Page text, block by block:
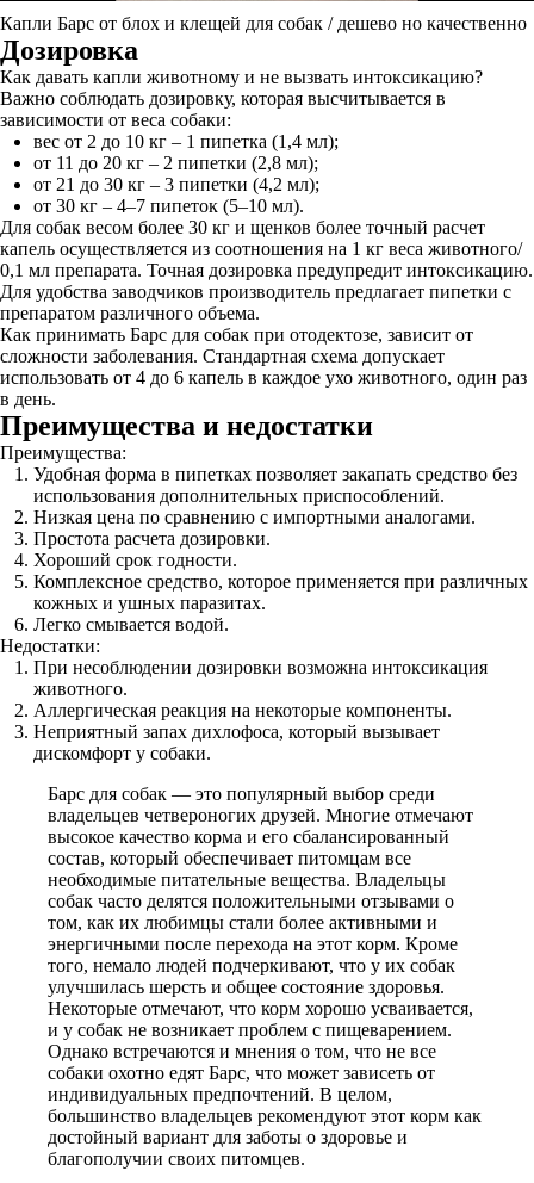
Капли Барс от блох и клещей для собак / дешево но качественно
Дозировка
Как давать капли животному и не вызвать интоксикацию?
Важно соблюдать дозировку, которая высчитывается в
зависимости от веса собаки:
вес от 2 до 10 кг – 1 пипетка (1,4 мл);
от 11 до 20 кг – 2 пипетки (2,8 мл);
от 21 до 30 кг – 3 пипетки (4,2 мл);
от 30 кг – 4–7 пипеток (5–10 мл).
Для собак весом более 30 кг и щенков более точный расчет
капель осуществляется из соотношения на 1 кг веса животного/
0,1 мл препарата. Точная дозировка предупредит интоксикацию.
Для удобства заводчиков производитель предлагает пипетки с
препаратом различного объема.
Как принимать Барс для собак при отодектозе, зависит от
сложности заболевания. Стандартная схема допускает
использовать от 4 до 6 капель в каждое ухо животного, один раз
в день.
Преимущества и недостатки
Преимущества:
Удобная форма в пипетках позволяет закапать средство без
использования дополнительных приспособлений.
Низкая цена по сравнению с импортными аналогами.
Простота расчета дозировки.
Хороший срок годности.
Комплексное средство, которое применяется при различных
кожных и ушных паразитах.
Легко смывается водой.
Недостатки:
При несоблюдении дозировки возможна интоксикация
животного.
Аллергическая реакция на некоторые компоненты.
Неприятный запах дихлофоса, который вызывает
дискомфорт у собаки.
Барс для собак — это популярный выбор среди
владельцев четвероногих друзей. Многие отмечают
высокое качество корма и его сбалансированный
состав, который обеспечивает питомцам все
необходимые питательные вещества. Владельцы
собак часто делятся положительными отзывами о
том, как их любимцы стали более активными и
энергичными после перехода на этот корм. Кроме
того, немало людей подчеркивают, что у их собак
улучшилась шерсть и общее состояние здоровья.
Некоторые отмечают, что корм хорошо усваивается,
и у собак не возникает проблем с пищеварением.
Однако встречаются и мнения о том, что не все
собаки охотно едят Барс, что может зависеть от
индивидуальных предпочтений. В целом,
большинство владельцев рекомендуют этот корм как
достойный вариант для заботы о здоровье и
благополучии своих питомцев.